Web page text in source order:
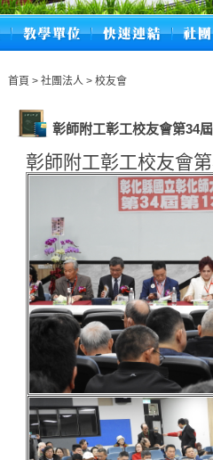
首頁 > 社團法人 > 校友會
彰師附工彰工校友會第34
彰師附工彰工校友會